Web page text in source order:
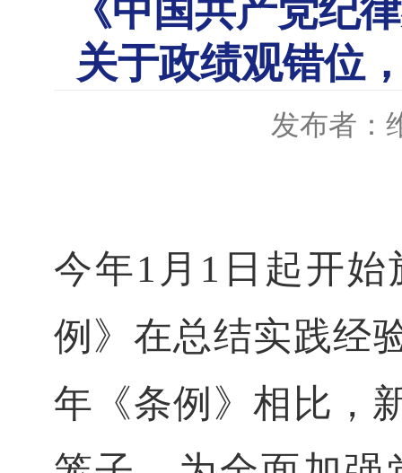
《中国共产党纪
关于政绩观错位
发布者：
今年1月1日起开
例》在总结实践经
年《条例》相比，